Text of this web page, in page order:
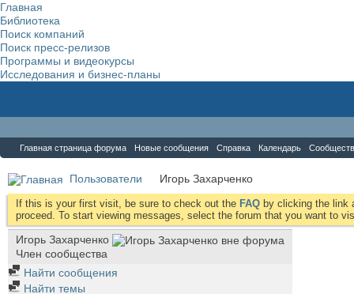
Главная
Библиотека
Поиск компаний
Поиск пресс-релизов
Программы и видеокурсы
Исследования и бизнес-планы
Главная страница форума Новые сообщения Справка Календарь
Пользователи Игорь Захарченко
If this is your first visit, be sure to check out the FAQ by clicking the link
proceed. To start viewing messages, select the forum that you want to
Игорь Захарченко
Член сообщества
Найти сообщения
Найти темы